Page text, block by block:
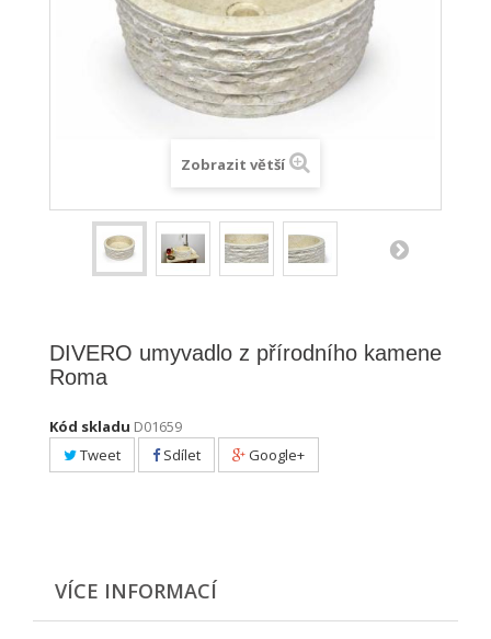
Zobrazit větší
DIVERO umyvadlo z přírodního kamene
Roma
Kód skladu D01659
Tweet
Sdílet Google+
VÍCE INFORMACÍ